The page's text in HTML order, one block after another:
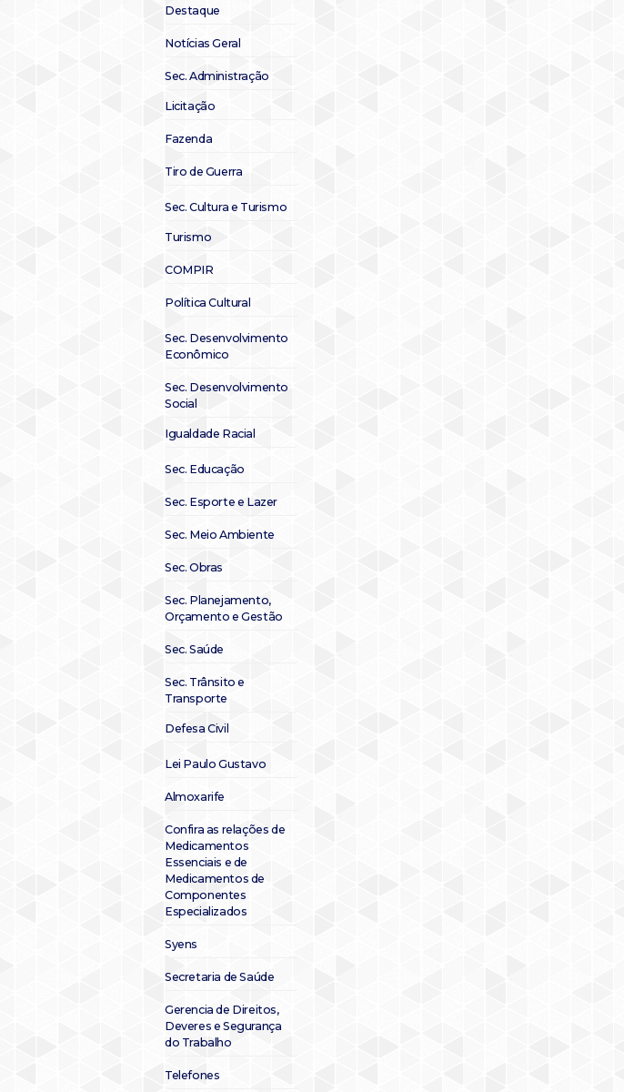
Destaque
Notícias Geral
Sec. Administração
Licitação
Fazenda
Tiro de Guerra
Sec. Cultura e Turismo
Turismo
COMPIR
Política Cultural
Sec. Desenvolvimento
Econômico
Sec. Desenvolvimento
Social
Igualdade Racial
Sec. Educação
Sec. Esporte e Lazer
Sec. Meio Ambiente
Sec. Obras
Sec. Planejamento,
Orçamento e Gestão
Sec. Saúde
Sec. Trânsito e
Transporte
Defesa Civil
Lei Paulo Gustavo
Almoxarife
Confira as relações de
Medicamentos
Essenciais e de
Medicamentos de
Componentes
Especializados
Syens
Secretaria de Saúde
Gerencia de Direitos,
Deveres e Segurança
do Trabalho
Telefones